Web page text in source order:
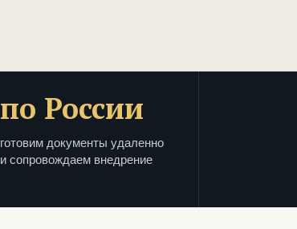
по России
готовим документы удаленно
и сопровождаем внедрение